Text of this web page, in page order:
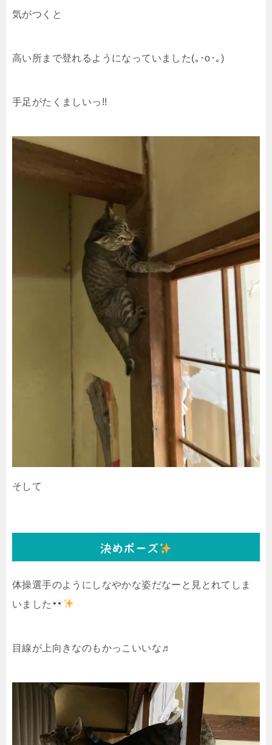
気がつくと
高い所まで登れるようになっていました(｡･о･｡)
手足がたくましいっ!!
そして
決めポーズ
体操選手のようにしなやかな姿だなーと見とれてしま
いました
目線が上向きなのもかっこいいな♬